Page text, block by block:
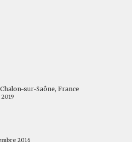
sur-Saône, France
2016